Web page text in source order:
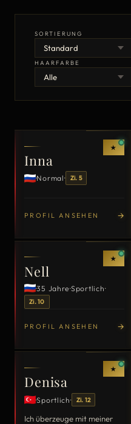
SORTIERUNG
HAARFARBE
★
Inna
·Normal· Zi. 5
PROFIL ANSEHEN →
★
Nell
·35 Jahre·Sportlich·
Zi. 10
PROFIL ANSEHEN →
★
Denisa
·Sportlich· Zi. 12
Ich überzeuge mit meiner